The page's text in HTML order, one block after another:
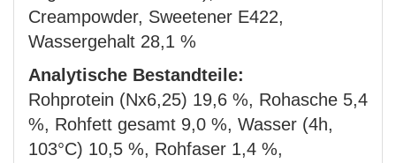
Creampowder, Sweetener E422,
Wassergehalt 28,1 %
Analytische Bestandteile:
Rohprotein (Nx6,25) 19,6 %, Rohasche 5,4
%, Rohfett gesamt 9,0 %, Wasser (4h,
103°C) 10,5 %, Rohfaser 1,4 %,